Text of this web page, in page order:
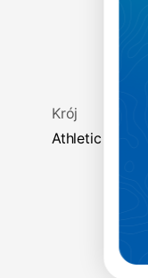
Krój
athletic fit